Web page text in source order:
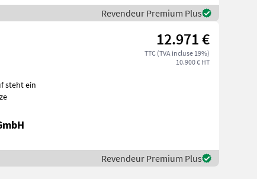
Revendeur Premium Plus
12.971 €
TTC (TVA incluse 19%)
10.900 € HT
Revendeur Premium Plus